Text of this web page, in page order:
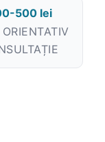
500 lei
o clinică — și vă